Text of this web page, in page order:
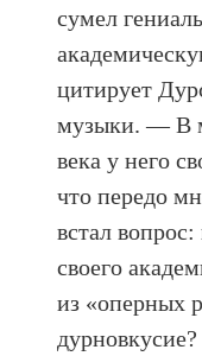
сумел
цитирует
музыки. — В
века у него
что передо
встал
своего
из «оперных